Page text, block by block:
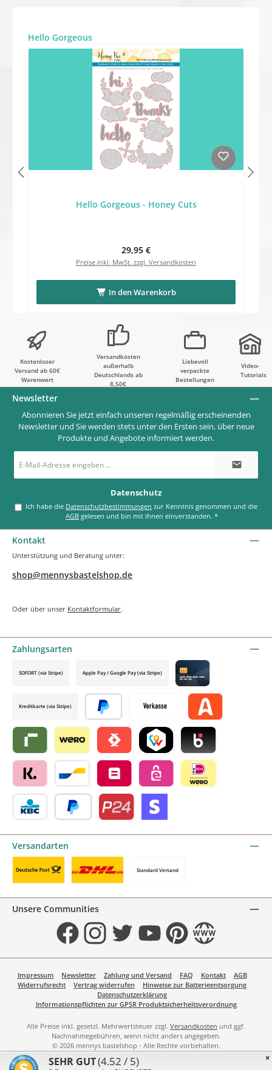
Produktgalerie überspringen
Hello Gorgeous
Hello Gorgeous - Honey Cuts
Regulärer Preis:
29,95 €
Preise inkl. MwSt. zzgl. Versandkosten
In den Warenkorb
Kostenloser
Versand ab 60€
Warenwert
Versandkosten
außerhalb
Deutschlands ab
8,50€
Liebevoll
verpackte
Bestellungen
Video-
Tutorials
Newsletter
Abonnieren Sie jetzt einfach unseren regelmäßig erscheinenden
Newsletter und Sie werden stets unter den Ersten sein, über neue
Produkte und Angebote informiert werden.
Mail-
*
Datenschutz
Ich habe die Datenschutzbestimmungen
AGB gelesen und bin mit ihnen einverstanden.*
Kontakt
Unterstützung und Beratung unter:
shop@mennysbastelshop.de
Oder über unser Kontaktformular.
Zahlungsarten
Vorkasse Alma by mollie
Riverty by mollie
Wero Satispay by mollieTWINT by mollieBlik by mollie
Klarna by mollieBancontact by mollie
Belfius by mollieeps by mollie
SOFORT (via Stripe) Apple Pay / Google Pay (via Stripe)
Credit card by mollie
Kreditkarte (via Stripe)
Später bezahlen
Versandarten
Standard Versand
Unsere Communities
FacebookInstagramTwitter YouTubePinterestWebsite
Impressum Newsletter Zahlung und Versand FAQ Kontakt
AGB
Widerrufsrecht
Vertrag widerrufen
Hinweise zur Batterieentsorgung
Datenschutzerklärung
Informationspflichten zur GPSR Produktsicherheitsverordnung
Alle Preise inkl. gesetzl. Mehrwertsteuer zzgl. Versandkosten und ggf.
Nachnahmegebühren, wenn nicht anders angegeben.
© 2026 mennys bastelshop - Alle Rechte vorbehalten.
×
SEHR GUT(4.52 / 5)